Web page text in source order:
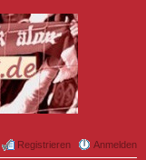
Anmelden
Registrieren